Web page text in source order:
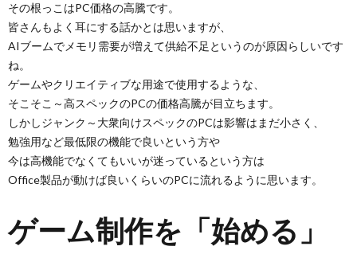
その根っこはPC価格の高騰です。
皆さんもよく耳にする話かとは思いますが、
AIブームでメモリ需要が増えて供給不足というのが原因らしいです
ね。
ゲームやクリエイティブな用途で使用するような、
そこそこ～高スペックのPCの価格高騰が目立ちます。
しかしジャンク～大衆向けスペックのPCは影響はまだ小さく、
勉強用など最低限の機能で良いという方や
今は高機能でなくてもいいが迷っているという方は
Office製品が動けば良いくらいのPCに流れるように思います。
ゲーム制作を「始める」